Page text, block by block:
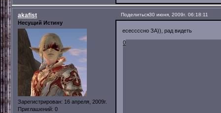
Поделиться30 июня, 2009г. 06:18:11
akafist
Несущий Истину
Зарегистрирован: 16 апреля, 2009г.
Приглашений: 0
есессссно ЗА)), рад видеть
0